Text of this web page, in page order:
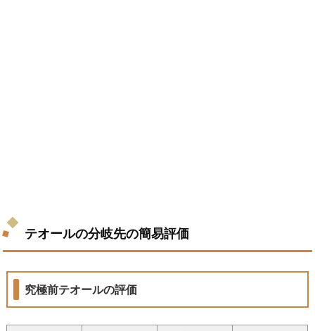
テオールの分岐先の簡易評価
究極前テオールの評価